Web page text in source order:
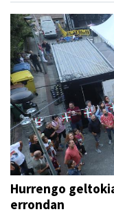
Hurrengo
errondan